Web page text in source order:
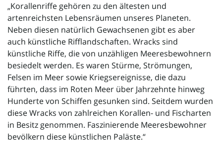
t
„Korallenriffe gehören zu den ältesten und
artenreichsten Lebensräumen unseres Planeten.
Neben diesen natürlich Gewachsenen gibt es aber
auch künstliche Rifflandschaften. Wracks sind
künstliche Riffe, die von unzähligen Meeresbewohnern
besiedelt werden. Es waren Stürme, Strömungen,
Felsen im Meer sowie Kriegsereignisse, die dazu
führten, dass im Roten Meer über Jahrzehnte hinweg
Hunderte von Schiffen gesunken sind. Seitdem wurden
diese Wracks von zahlreichen Korallen- und Fischarten
in Besitz genommen. Faszinierende Meeresbewohner
bevölkern diese künstlichen Paläste.“